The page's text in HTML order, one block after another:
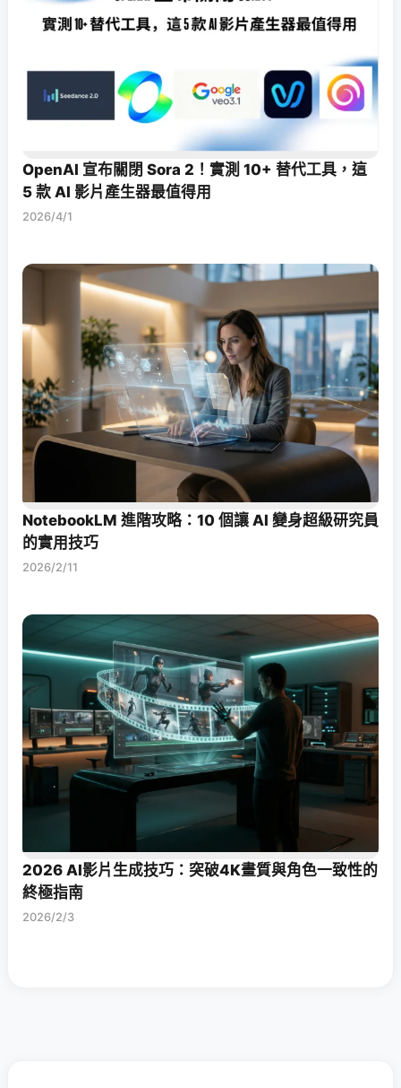
OpenAI 宣布關閉 Sora 2！實測 10+ 替代工具，這
5 款 AI 影片產生器最值得用
2026/4/1
NotebookLM 進階攻略：10 個讓 AI 變身超級研究員
的實用技巧
2026/2/11
2026 AI影片生成技巧：突破4K畫質與角色一致性的
終極指南
2026/2/3